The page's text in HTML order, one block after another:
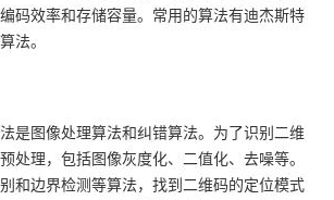
码效率和存储容量。常用的算法有迪杰斯特
法。
是图像处理算法和纠错算法。为了识别二维
处理，包括图像灰度化、二值化、去噪等。
和边界检测等算法，找到二维码的定位模式